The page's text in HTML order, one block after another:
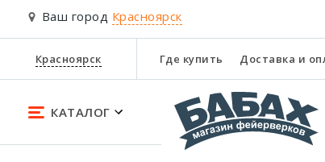
Ваш город Красноярск
Красноярск Где купить Доставка и
КАТАЛОГ